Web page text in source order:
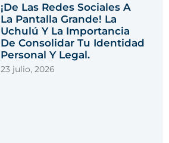
¡De Las Redes Sociales A
La Pantalla Grande! La
Uchulú Y La Importancia
De Consolidar Tu Identidad
Personal Y Legal.
23 julio, 2026